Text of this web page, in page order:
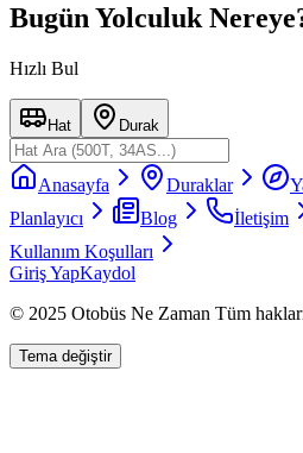
Bugün Yolculuk
Hızlı Bul
Hat Durak
Anasayfa Duraklar
Planlayıcı
Blog İletişim
Kullanım Koşulları
Giriş YapKaydol
© 2025 Otobüs Ne Zaman Tüm hakları
Tema değiştir